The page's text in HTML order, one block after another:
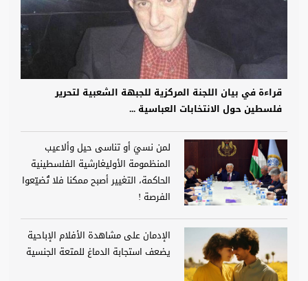
قراءة في بيان اللجنة المركزية للجبهة الشعبية لتحرير
فلسطين حول الانتخابات العباسية ...
لمن نسيَ أو تناسى حيل وألاعيب
المنظمومة الأوليغارشية الفلسطينية
الحاكمة، التغيير أصبح ممكنا فلا تُضيّعوا
الفرصة !
الإدمان على مشاهدة الأفلام الإباحية
يضعف استجابة الدماغ للمتعة الجنسية